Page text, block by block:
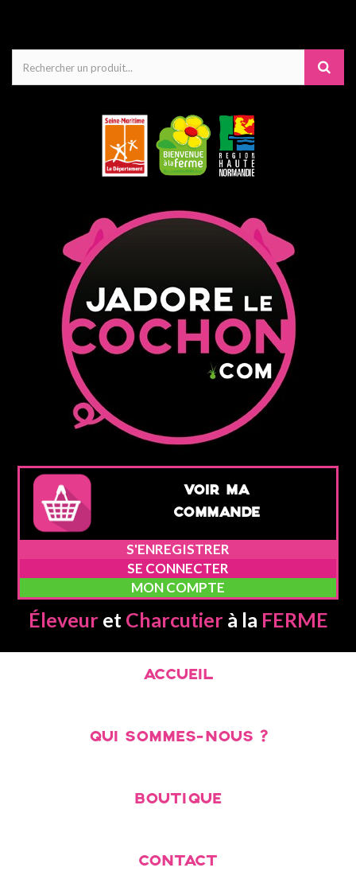
VOIR MA
COMMANDE
S'ENREGISTRER
SE CONNECTER
MON COMPTE
Éleveuret Charcutierà la FERME
ACCUEIL
QUI SOMMES-NOUS ?
BOUTIQUE
CONTACT